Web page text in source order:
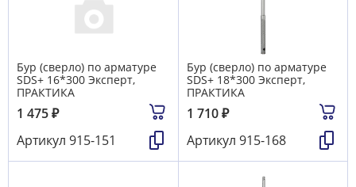
Бур (сверло) по арматуре
SDS+ 16*300 Эксперт,
ПРАКТИКА
1 475₽
Артикул 915-151
Бур (сверло) по арматуре
SDS+ 18*300 Эксперт,
ПРАКТИКА
1 710₽
Артикул 915-168